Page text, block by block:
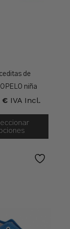
de
niña
€ IVA Incl.